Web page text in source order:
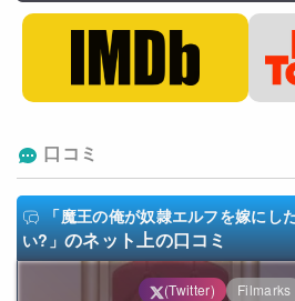
口コミ
「魔王の俺が奴隷エルフを嫁にし
い?」のネット上の口コミ
(Twitter) Filmarks